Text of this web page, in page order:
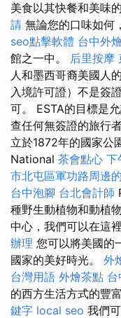
美食以其快餐和美味
請 無論您的口味如何
seo點擊軟體 台中外燴
館之一中。 后里按摩
人和墨西哥裔美國人
入境許可證）不是簽
可。 ESTA的目標是
查任何無簽證的旅行
立於1872年的國家公
National 茶會點心 下
市北屯區軍功路周邊
台中泡腳 台北會計師
種野生動植物和動植
中心，我們可以在這
辦理 您可以將美國的
國家的美好時光。 外
台灣用語 外燴茶點
的西方生活方式的豐
鍵字 local seo 我們